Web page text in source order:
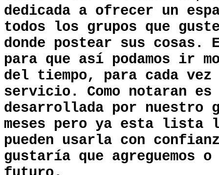
dedicada a ofrecer un
todos los grupos que
donde postear sus cosas.
para que así podamos ir
del tiempo, para cada
servicio. Como notaran es
desarrollada por nuestro
meses pero ya esta lista
pueden usarla con
gustaría que agreguemos o